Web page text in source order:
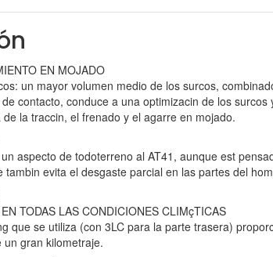
EN MOJADO
un mayor volumen medio de los surcos,
contacto, conduce a una optimizacin de los
la traccin, el frenado y el agarre en mojado.
aspecto de todoterreno al AT41, aunque est
evita el desgaste parcial en las partes del
TODAS LAS CONDICIONES CLIMçTICAS
que se utiliza (con 3LC para la parte trasera)
un gran kilometraje.